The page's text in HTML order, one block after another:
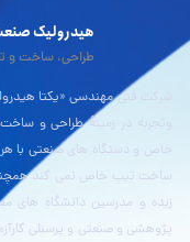
هیدرولیک
طراحی، ساخت و
شرکت فنی مهندسی «یکتا
وتجربه در زمینۀ طراحی و
خاص و دستگاه های صنعتی با هر
ساخت تیپ خاص نمی کند
زبده و مدرسین دانشگاه های
پژوهشی و صنعتی و پرسنلی